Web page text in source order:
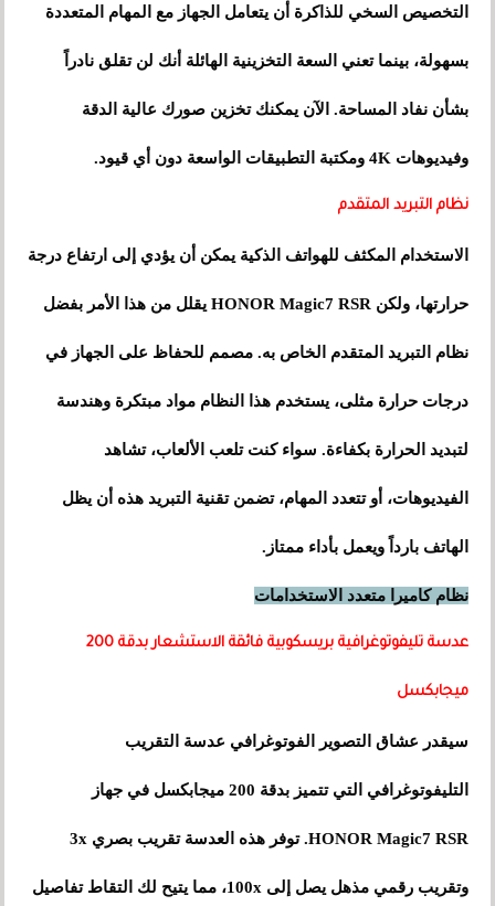
التخصيص السخي للذاكرة أن يتعامل الجهاز مع المهام المتعددة
بسهولة، بينما تعني السعة التخزينية الهائلة أنك لن تقلق نادراً
بشأن نفاد المساحة. الآن يمكنك تخزين صورك عالية الدقة
وفيديوهات 4K ومكتبة التطبيقات الواسعة دون أي قيود.
نظام التبريد المتقدم
الاستخدام المكثف للهواتف الذكية يمكن أن يؤدي إلى ارتفاع درجة
حرارتها، ولكن HONOR Magic7 RSR يقلل من هذا الأمر بفضل
نظام التبريد المتقدم الخاص به. مصمم للحفاظ على الجهاز في
درجات حرارة مثلى، يستخدم هذا النظام مواد مبتكرة وهندسة
لتبديد الحرارة بكفاءة. سواء كنت تلعب الألعاب، تشاهد
الفيديوهات، أو تتعدد المهام، تضمن تقنية التبريد هذه أن يظل
الهاتف بارداً ويعمل بأداء ممتاز.
نظام كاميرا متعدد الاستخدامات
عدسة تليفوتوغرافية بريسكوبية فائقة الاستشعار بدقة 200
ميجابكسل
سيقدر عشاق التصوير الفوتوغرافي عدسة التقريب
التليفوتوغرافي التي تتميز بدقة 200 ميجابكسل في جهاز
HONOR Magic7 RSR. توفر هذه العدسة تقريب بصري 3x
وتقريب رقمي مذهل يصل إلى 100x، مما يتيح لك التقاط تفاصيل